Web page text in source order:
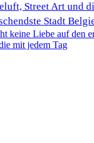
Street Art und
Stadt
keine Liebe auf den
mit jedem Tag